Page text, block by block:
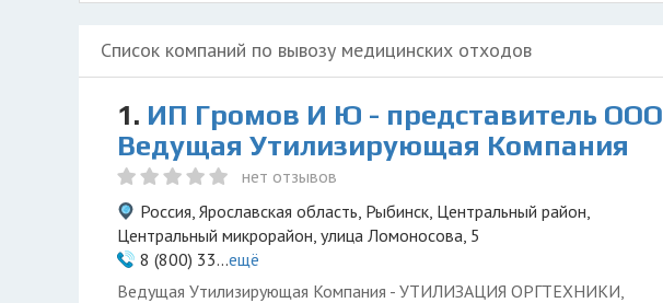
Список компаний по вывозу медицинских отходов
1. ИП Громов И Ю - представитель ООО
Ведущая Утилизирующая Компания
нет отзывов
Россия, Ярославская область, Рыбинск, Центральный район,
Центральный микрорайон, улица Ломоносова, 5
8 (800) 33...ещё
Ведущая Утилизирующая Компания - УТИЛИЗАЦИЯ ОРГТЕХНИКИ,